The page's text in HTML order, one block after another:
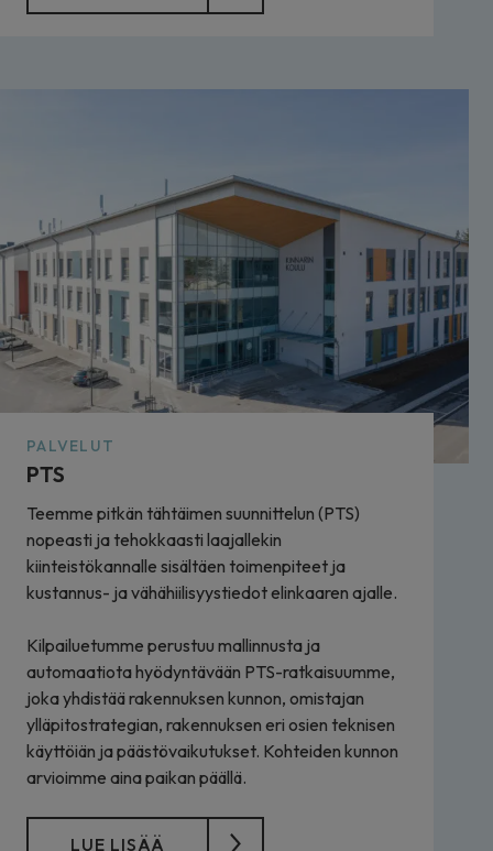
PALVELUT
PTS
Teemme pitkän tähtäimen suunnittelun (PTS)
nopeasti ja tehokkaasti laajallekin
kiinteistökannalle sisältäen toimenpiteet ja
kustannus- ja vähähiilisyystiedot elinkaaren ajalle.
Kilpailuetumme perustuu mallinnusta ja
automaatiota hyödyntävään PTS-ratkaisuumme,
joka yhdistää rakennuksen kunnon, omistajan
ylläpitostrategian, rakennuksen eri osien teknisen
käyttöiän ja päästövaikutukset. Kohteiden kunnon
arvioimme aina paikan päällä.
LUE LISÄÄ